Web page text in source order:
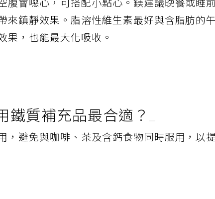
腹會噁心，可搭配小點心。鎂建議晚餐或睡
來鎮靜效果。脂溶性維生素最好與含脂肪的
果，也能最大化吸收。
鐵質補充品最合適？
，避免與咖啡、茶及含鈣食物同時服用，以